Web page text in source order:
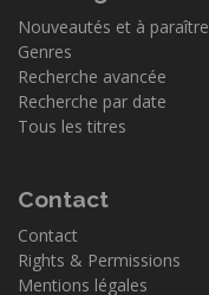
Nouveautés et à paraître
Genres
Recherche avancée
Recherche par date
Tous les titres
Contact
Contact
Rights & Permissions
Mentions légales